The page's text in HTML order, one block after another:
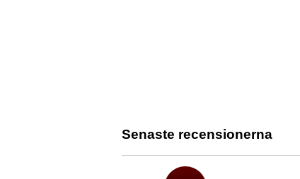
Senaste recensionerna